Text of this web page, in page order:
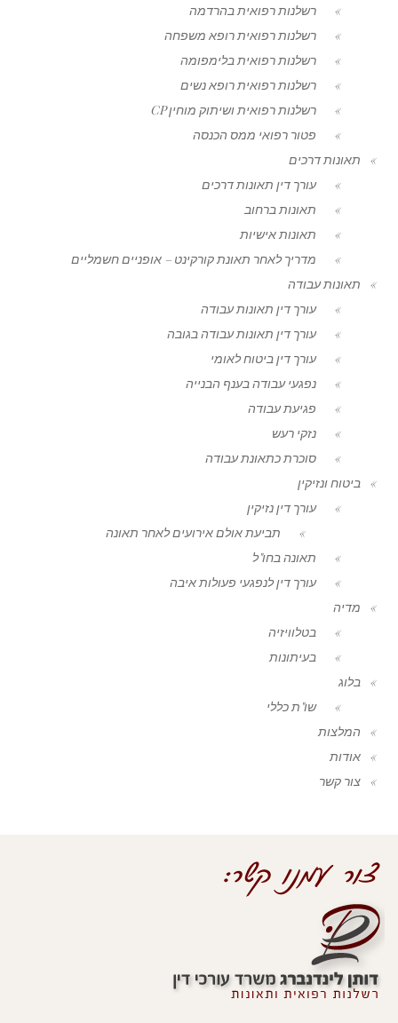
רשלנות רפואית בהרדמה
רשלנות רפואית רופא משפחה
רשלנות רפואית בלימפומה
רשלנות רפואית רופא נשים
רשלנות רפואית ושיתוק מוחין CP
פטור רפואי ממס הכנסה
תאונות דרכים
עורך דין תאונות דרכים
תאונות ברחוב
תאונות אישיות
מדריך לאחר תאונת קורקינט – אופניים חשמליים
תאונות עבודה
עורך דין תאונות עבודה
עורך דין תאונות עבודה בגובה
עורך דין ביטוח לאומי
נפגעי עבודה בענף הבנייה
פגיעת עבודה
נזקי רעש
סוכרת כתאונת עבודה
ביטוח ונזיקין
עורך דין נזיקין
תביעת אולם אירועים לאחר תאונה
תאונה בחו"ל
עורך דין לנפגעי פעולות איבה
מדיה
בטלוויזיה
בעיתונות
בלוג
שו"ת כללי
המלצות
אודות
צור קשר